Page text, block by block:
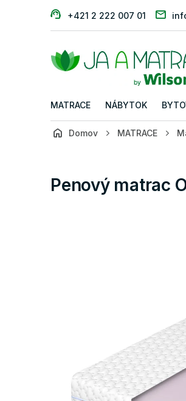
+421 2 222 007 01
MATRACE NÁBYTOK
Domov MATRACE
Penový matrac